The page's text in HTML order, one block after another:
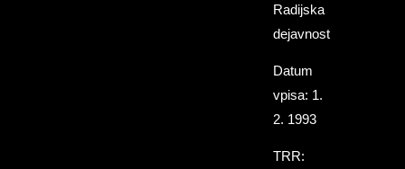
Radijska
dejavnost
Datum
vpisa: 1.
2. 1993
TRR: